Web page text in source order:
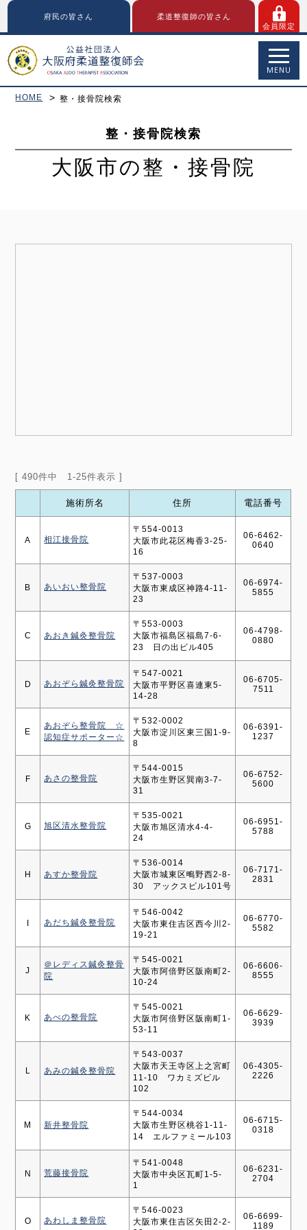
府民の皆さん
柔道整復師の皆さん
会員限定
MENU
HOME 整・接骨院検索
整・接骨院検索
大阪市の整・接骨院
[ 490件中 1-25件表示 ]
施術所名 住所 電話番号
A 相江接骨院
〒554-0013
大阪市此花区梅香3-25-
16
06-6462-
0640
B あいおい整骨院
〒537-0003
大阪市東成区神路4-11-
23
06-6974-
5855
C あおき鍼灸整骨院
〒553-0003
大阪市福島区福島7-6-
23 日の出ビル405
06-4798-
0880
D あおぞら鍼灸整骨院
〒547-0021
大阪市平野区喜連東5-
14-28
06-6705-
7511
E
あおぞら整骨院 ☆
認知症サポーター☆
〒532-0002
大阪市淀川区東三国1-9-
8
06-6391-
1237
F あさの整骨院
〒544-0015
大阪市生野区巽南3-7-
31
06-6752-
5600
G 旭区清水整骨院
〒535-0021
大阪市旭区清水4-4-
24
06-6951-
5788
H あすか整骨院
〒536-0014
大阪市城東区鴫野西2-8-
30 アックスビル101号
06-7171-
2831
あだち鍼灸整骨院
〒546-0042
大阪市東住吉区西今川2-
19-21
06-6770-
5582
J
＠レディス鍼灸整骨
院
〒545-0021
大阪市阿倍野区阪南町2-
10-24
06-6606-
8555
K あべの整骨院
〒545-0021
大阪市阿倍野区阪南町1-
53-11
06-6629-
3939
L あみの鍼灸整骨院
〒543-0037
大阪市天王寺区上之宮町
11-10 ワカミズビル
102
06-4305-
2226
M 新井整骨院
〒544-0034
大阪市生野区桃谷1-11-
14 エルファミール103
06-6715-
0318
N 荒藤接骨院
〒541-0048
大阪市中央区瓦町1-5-
1
06-6231-
2704
O あわしま整骨院
〒546-0023
大阪市東住吉区矢田2-2-
06-6699-
1189